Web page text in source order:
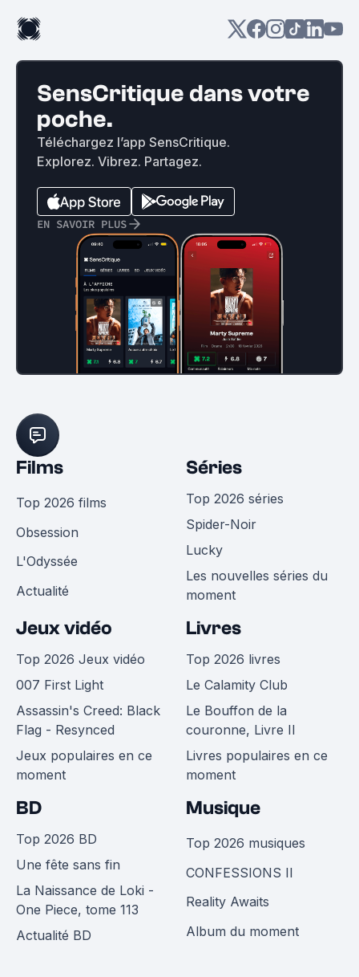
SensCritique dans votre
poche.
Téléchargez l’app SensCritique.
Explorez. Vibrez. Partagez.
EN SAVOIR PLUS
Films
Top 2026 films
Obsession
L'Odyssée
Actualité
Séries
Top 2026 séries
Spider-Noir
Lucky
Les nouvelles séries du
moment
Jeux vidéo
Top 2026 Jeux vidéo
007 First Light
Assassin's Creed: Black
Flag - Resynced
Jeux populaires en ce
moment
Livres
Top 2026 livres
Le Calamity Club
Le Bouffon de la
couronne, Livre II
Livres populaires en ce
moment
BD
Top 2026 BD
Une fête sans fin
La Naissance de Loki -
One Piece, tome 113
Actualité BD
Musique
Top 2026 musiques
CONFESSIONS II
Reality Awaits
Album du moment